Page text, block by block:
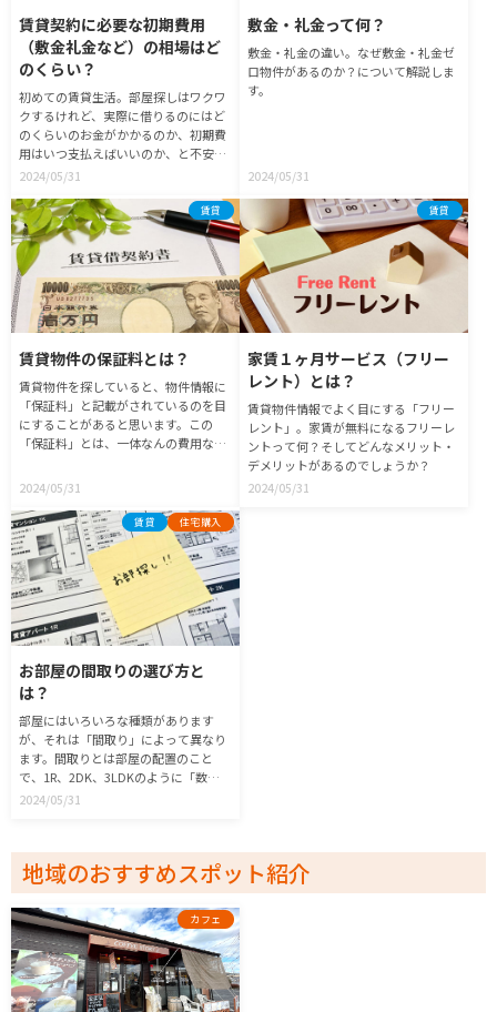
賃貸契約に必要な初期費用
（敷金礼金など）の相場はど
のくらい？
初めての賃貸生活。部屋探しはワクワ
クするけれど、実際に借りるのにはど
のくらいのお金がかかるのか、初期費
用はいつ支払えばいいのか、と不安に
なる人も多いはず。敷金・礼金から引
知識から相場情報、交渉テクニックや
おトクに安く支払う方法、引越し費用
などを一挙にご紹介します！
2024/05/31
敷金・礼金って何？
敷金・礼金の違い。なぜ敷金・礼金ゼ
ロ物件があるのか？について解説しま
す。
2024/05/31
賃貸
賃貸物件の保証料とは？
賃貸物件を探していると、物件情報に
「保証料」と記載がされているのを目
にすることがあると思います。この
「保証料」とは、一体なんの費用なの
2024/05/31
賃貸
家賃１ヶ月サービス（フリー
レント）とは？
賃貸物件情報でよく目にする「フリー
レント」。家賃が無料になるフリーレ
ントって何？そしてどんなメリット・
デメリットがあるのでしょうか？
2024/05/31
賃貸 住宅購入
お部屋の間取りの選び方と
は？
部屋にはいろいろな種類があります
が、それは「間取り」によって異なり
ます。間取りとは部屋の配置のこと
で、1R、2DK、3LDKのように「数字
+アルファベット」で表記されていま
む場合に適した間取りなのかを解説し
ながら紹介します。
2024/05/31
地域のおすすめスポット紹介
カフェ